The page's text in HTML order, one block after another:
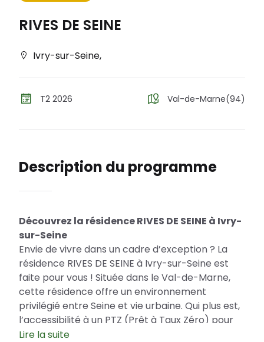
RIVES DE SEINE
Ivry-sur-Seine,
T2 2026 Val-de-Marne(94)
Description du programme
Découvrez la résidence RIVES DE SEINE à Ivry-
sur-Seine
Envie de vivre dans un cadre d’exception ? La
résidence RIVES DE SEINE à Ivry-sur-Seine est
faite pour vous ! Située dans le Val-de-Marne,
cette résidence offre un environnement
privilégié entre Seine et vie urbaine. Qui plus est,
l’accessibilité à un PTZ (Prêt à Taux Zéro) pour
les acquéreurs constitue un avantage fiscal non
Lire la suite